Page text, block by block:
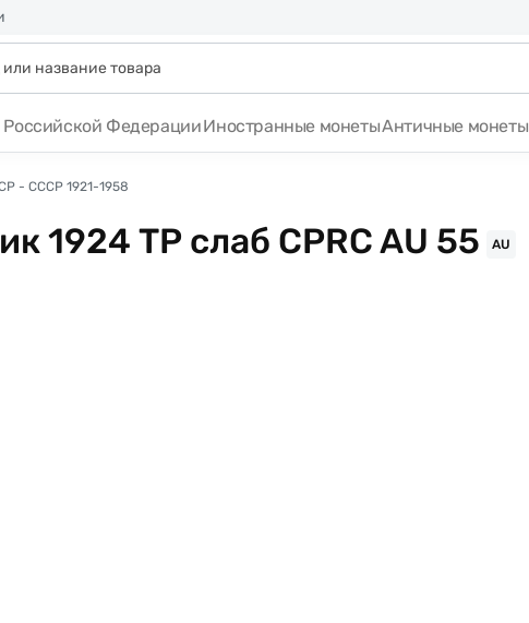
ФедерацииИностранные монетыАнтичные монеты
- СССР 1921-1958
1924 ТР слаб CPRC AU 55 AU